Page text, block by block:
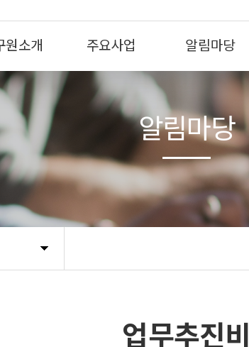
원소개 주요사업 알림마당
알림마당
업무추진비